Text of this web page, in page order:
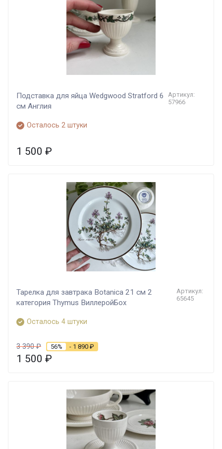
Подставка для яйца Wedgwood Stratford 6
cм Англия
Артикул:
57966
Осталось 2 штуки
1 500 ₽
Тарелка для завтрака Botanica 21 см 2
категория Thymus ВиллеройБох
Артикул:
65645
Осталось 4 штуки
3 390₽ 56% - 1 890 ₽
1 500 ₽